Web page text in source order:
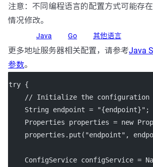
注意：不同编程语言的配置方式可能存
情况修改。
Java Go 其他语言
更多地址服务器相关配置，请参考Java
参数。
try {
// Initialize the configuration
    String endpoint
= "{endpoint}" ;
    Properties properties
= new
    properties.
put ( "endpoint" ,
    ConfigService configService
=